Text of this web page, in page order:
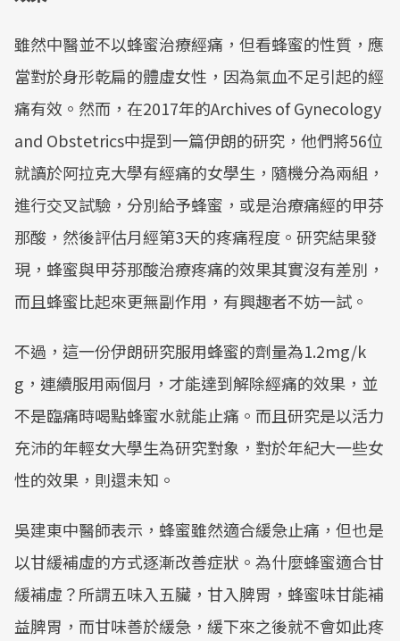
雖然中醫並不以蜂蜜治療經痛，但看蜂蜜的性質，應
當對於身形乾扁的體虛女性，因為氣血不足引起的經
痛有效。然而，在2017年的Archives of Gynecology
and Obstetrics中提到一篇伊朗的研究，他們將56位
就讀於阿拉克大學有經痛的女學生，隨機分為兩組，
進行交叉試驗，分別給予蜂蜜，或是治療痛經的甲芬
那酸，然後評估月經第3天的疼痛程度。研究結果發
現，蜂蜜與甲芬那酸治療疼痛的效果其實沒有差別，
而且蜂蜜比起來更無副作用，有興趣者不妨一試。
不過，這一份伊朗研究服用蜂蜜的劑量為1.2mg/k
g，連續服用兩個月，才能達到解除經痛的效果，並
不是臨痛時喝點蜂蜜水就能止痛。而且研究是以活力
充沛的年輕女大學生為研究對象，對於年紀大一些女
性的效果，則還未知。
吳建東中醫師表示，蜂蜜雖然適合緩急止痛，但也是
以甘緩補虛的方式逐漸改善症狀。為什麼蜂蜜適合甘
緩補虛？所謂五味入五臟，甘入脾胃，蜂蜜味甘能補
益脾胃，而甘味善於緩急，緩下來之後就不會如此疼